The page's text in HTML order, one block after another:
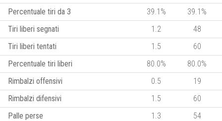
Percentuale tiri da 3
39.1%
39.1%
Tiri liberi segnati
1.2
48
Tiri liberi tentati
1.5
60
Percentuale tiri liberi
80.0%
80.0%
Rimbalzi offensivi
0.5
19
Rimbalzi difensivi
1.5
60
Palle perse
1.3
54